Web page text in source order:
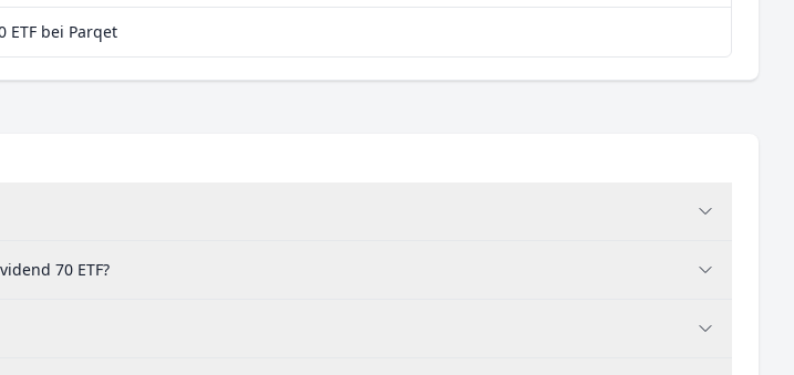
ETF bei Parqet
70 ETF?